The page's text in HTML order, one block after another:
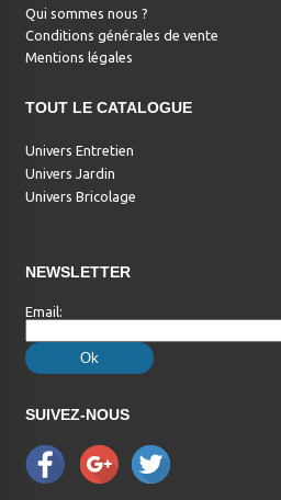
Qui sommes nous ?
Conditions générales de vente
Mentions légales
TOUT LE CATALOGUE
Univers Entretien
Univers Jardin
Univers Bricolage
NEWSLETTER
Email:
SUIVEZ-NOUS